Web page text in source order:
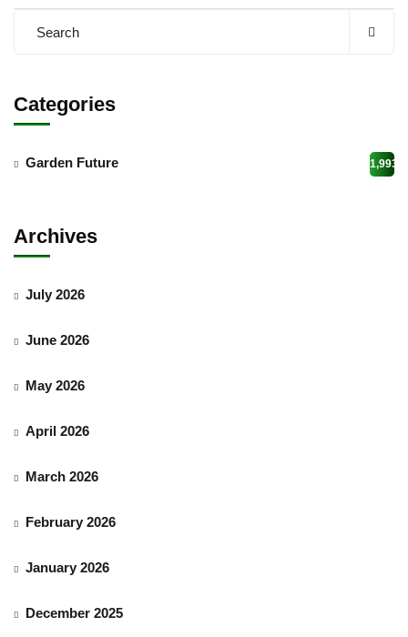
Categories
Garden Future 1,993
Archives
July 2026
June 2026
May 2026
April 2026
March 2026
February 2026
January 2026
December 2025